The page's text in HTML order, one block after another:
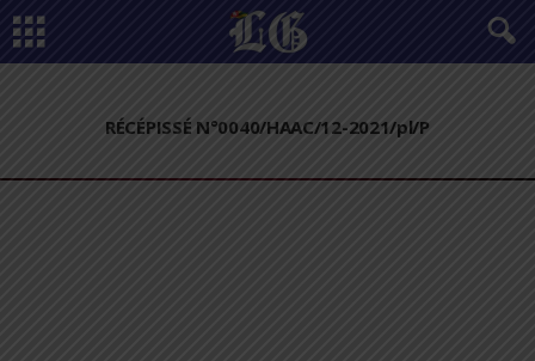
RÉCÉPISSÉ N°0040/HAAC/12-2021/pl/P